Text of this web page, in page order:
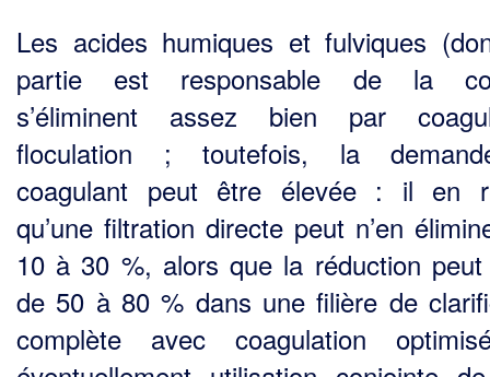
Les acides humiques et fulviques
partie est responsable de la
s’éliminent assez bien par
floculation ; toutefois, la
coagulant peut être élevée : il en
qu’une filtra­tion directe peut n’en
10 à 30 %, alors que la réduction peut
de 50 à 80 % dans une filière de
complète avec coagulation